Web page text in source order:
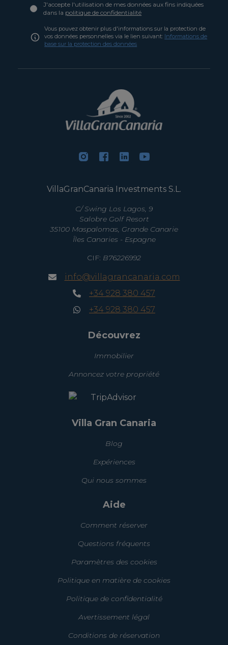
J'accepte l'utilisation de mes données aux fins indiquées
dans la politique de confidentialité
Vous pouvez obtenir plus d'informations sur la protection de
vos données personnelles via le lien suivant: Informations de
base sur la protection des données
VillaGranCanaria Investments S.L.
C/ Swing Los Lagos, 9
Salobre Golf Resort
35100 Maspalomas, Grande Canarie
Îles Canaries - Espagne
CIF: B76226992
info@villagrancanaria.com
+34 928 380 457
+34 928 380 457
Découvrez
Immobilier
Annoncez votre propriété
Villa Gran Canaria
Blog
Expériences
Qui nous sommes
Aide
Comment réserver
Questions fréquents
Paramètres des cookies
Politique en matière de cookies
Politique de confidentialité
Avertissement légal
Conditions de réservation